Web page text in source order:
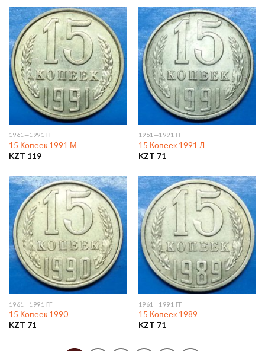
1961—1991 ГГ
15 Копеек 1991 М
KZT 119
1961—1991 ГГ
15 Копеек 1991 Л
KZT 71
1961—1991 ГГ
15 Копеек 1990
KZT 71
1961—1991 ГГ
15 Копеек 1989
KZT 71